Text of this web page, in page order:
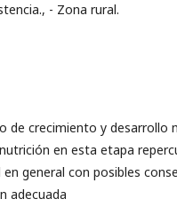
- Zona rural.
de crecimiento y desarrollo
en esta etapa
general con posibles
adecuada